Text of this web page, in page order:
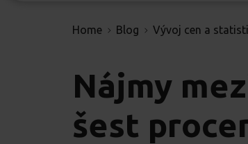
Home Blog Vývoj cen a
Nájmy
šest